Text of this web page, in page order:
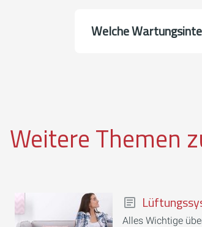
Welche
Weitere Themen
Alles Wichtige